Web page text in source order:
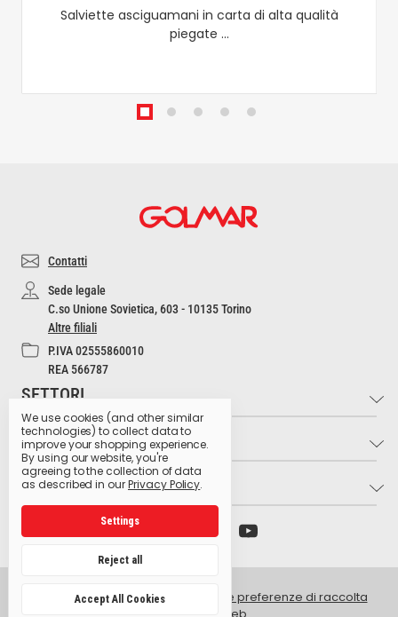
Salviette asciguamani in carta di alta qualità
piegate …
Contatti
Sede legale
C.so Unione Sovietica, 603 - 10135 Torino
Altre filiali
P.IVA 02555860010
REA 566787
SETTORI
Industria e Artigianato
Settore Medico
Settore Estetico
Hospitality
Produzione Agroalimentare
Retail e GDO
INFO
Contatti
Cultura dell'Igiene
Glossario dei pittogrammi
LINK UTILI
Archivio preparati pericolosi
Ministero della Salute
Centro antiveleni Niguarda
© 2026 Golmar Italia srl -
Gestisci le preferenze di raccolta
We use cookies (and other similar
technologies) to collect data to
improve your shopping experience.
By using our website, you're
agreeing to the collection of data
as described in ourPrivacy Policy.
Settings
Reject all
Accept All Cookies